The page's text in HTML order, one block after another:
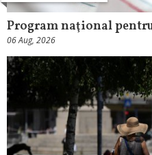
Program naţional
06 Aug, 2026